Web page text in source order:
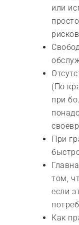
или
(По
при
При
том,
если
Как